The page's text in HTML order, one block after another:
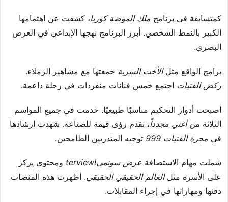
كمتسابقة في برنامج ملك الموضة كوريا، كشفت عن اهتمامها
الكبير بالنمط الشخصي. أبرز البرنامج نهجها الإبداعي في العرض
البصري.
برامج الواقع مثلالأخت السرية جمعتها مع مشاهير الزملاء.
ركض الفتيات اجتمع خمس فنانات منفردات في رحلة داعمة.
أصبحت أدوار التحكيم مناسبًا طبيعيًا. خدمت في جميع المواسم
الثلاثة منأغني مجدداً، تقدم رؤى قيمة للصناعة. شهدت ارشادها
في مجرة الفتيات 999 توجيه المتدربين الطامحين.
شملت مهام الاستضافة عرض سونمي!terview
ومحتوى يركز
على الأسرة مثلالعالم الحقيقي الحقيقي. أظهرت هذه المنصات
دفئها ومهاراتها في إجراء المقابلات.